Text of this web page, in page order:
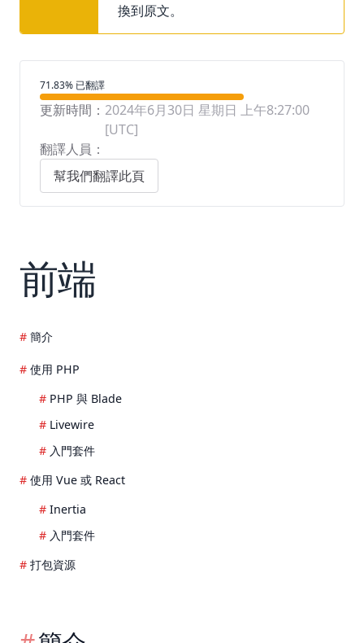
換到原文。
翻譯進度
71.83% 已翻譯
更新時間： 2024年6月30日 星期日 上午8:27:00
[UTC]
翻譯人員：
幫我們翻譯此頁
前端
簡介
使用 PHP
PHP 與 Blade
Livewire
入門套件
使用 Vue 或 React
Inertia
入門套件
打包資源